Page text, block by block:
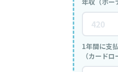
1年間に支
（カードロ